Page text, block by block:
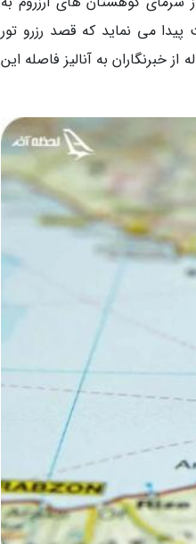
پیدا می نماید که قصد رزرو تور
خبرنگاران به آنالیز فاصله این